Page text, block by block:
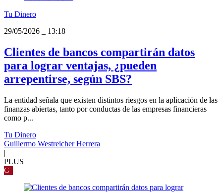
Tu Dinero
29/05/2026
13:18
Clientes de bancos compartirán datos
para lograr ventajas, ¿pueden
arrepentirse, según SBS?
La entidad señala que existen distintos riesgos en la aplicación de las
finanzas abiertas, tanto por conductas de las empresas financieras
como p...
Tu Dinero
Guillermo Westreicher Herrera
|
PLUS
G